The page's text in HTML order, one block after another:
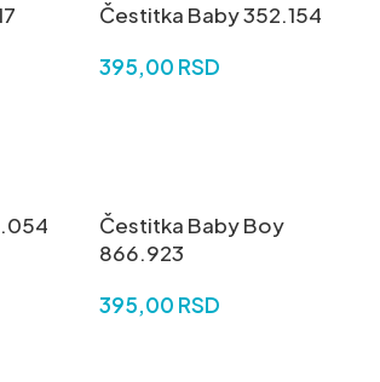
Čestitka Baby 352.154
395,00 RSD
Čestitka Baby Boy
866.923
395,00 RSD